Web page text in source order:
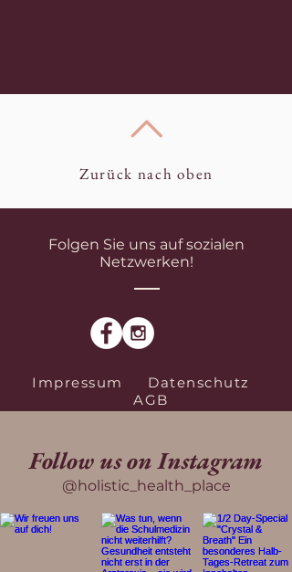
Zurück nach oben
Folgen Sie uns auf sozialen
Netzwerken!
Impressum
Datenschutz
AGB
Follow us on Instagram
@holistic_health_place